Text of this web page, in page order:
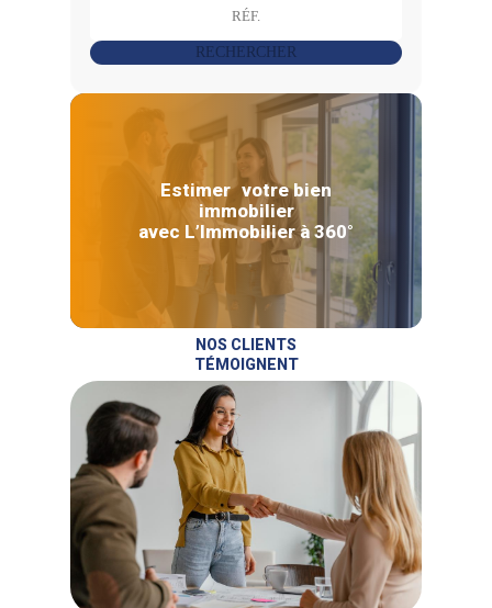
RECHERCHER
Estimer votre bien
immobilier
avec L’Immobilier à 360°
NOS CLIENTS
TÉMOIGNENT